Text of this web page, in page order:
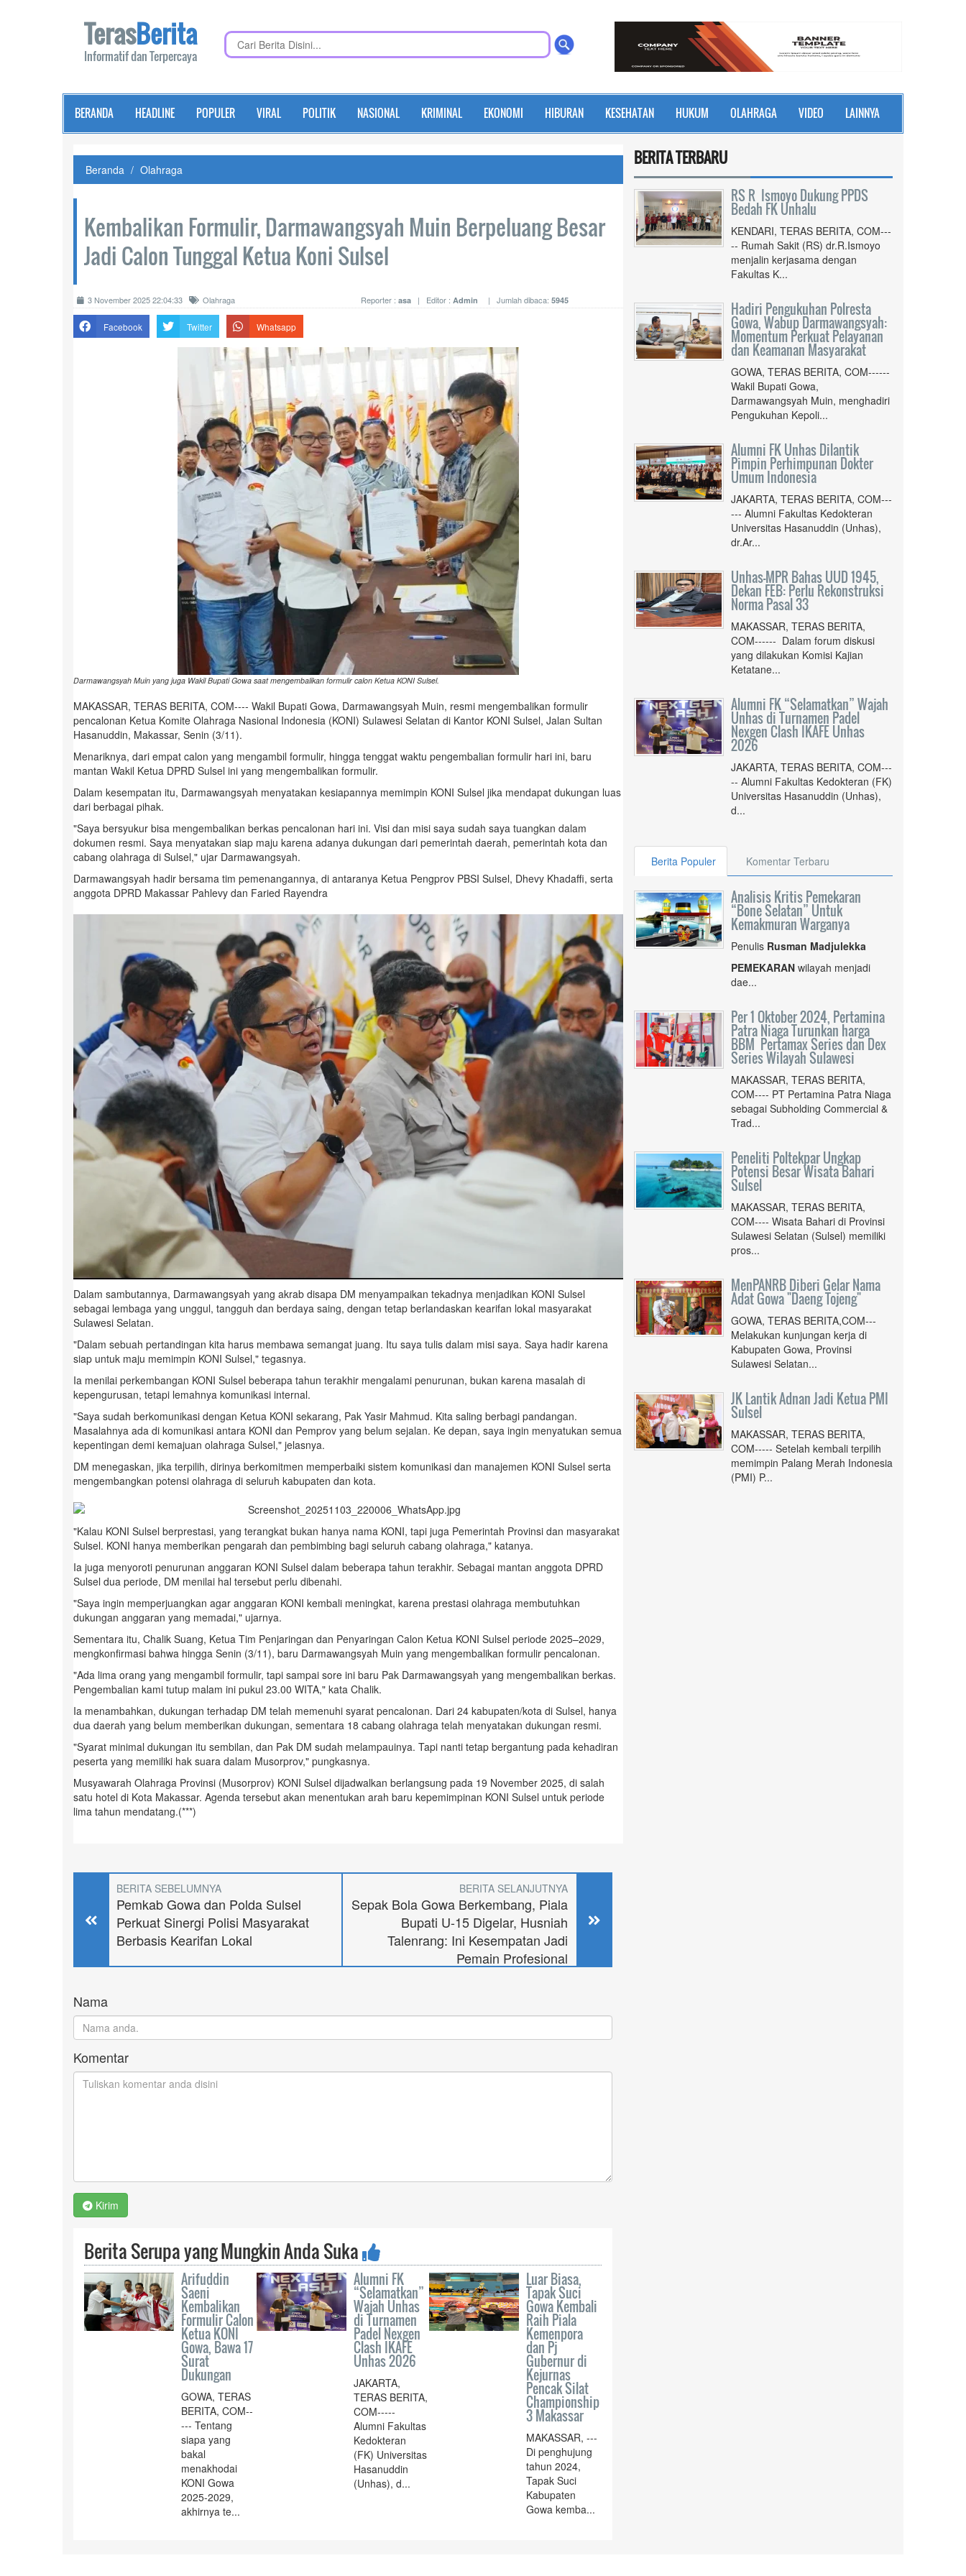
TerasBerita
Informatif dan Terpercaya
BERANDA HEADLINE POPULER VIRAL POLITIK NASIONAL KRIMINAL EKONOMI HIBURAN KESEHATAN HUKUM OLAHRAGA VIDEO LAINNYA
Beranda Olahraga
Kembalikan Formulir, Darmawangsyah Muin Berpeluang Besar
Jadi Calon Tunggal Ketua Koni Sulsel
3 November 2025 22:04:33 Olahraga Reporter : asa | Editor : Admin | Jumlah dibaca: 5945
Facebook Twitter Whatsapp
Darmawangsyah Muin yang juga Wakil Bupati Gowa saat mengembalikan formulir calon Ketua KONI Sulsel.
MAKASSAR, TERAS BERITA, COM---- Wakil Bupati Gowa, Darmawangsyah Muin, resmi mengembalikan formulir
pencalonan Ketua Komite Olahraga Nasional Indonesia (KONI) Sulawesi Selatan di Kantor KONI Sulsel, Jalan Sultan
Hasanuddin, Makassar, Senin (3/11).
Menariknya, dari empat calon yang mengambil formulir, hingga tenggat waktu pengembalian formulir hari ini, baru
mantan Wakil Ketua DPRD Sulsel ini yang mengembalikan formulir.
Dalam kesempatan itu, Darmawangsyah menyatakan kesiapannya memimpin KONI Sulsel jika mendapat dukungan luas
dari berbagai pihak.
"Saya bersyukur bisa mengembalikan berkas pencalonan hari ini. Visi dan misi saya sudah saya tuangkan dalam
dokumen resmi. Saya menyatakan siap maju karena adanya dukungan dari pemerintah daerah, pemerintah kota dan
cabang olahraga di Sulsel," ujar Darmawangsyah.
Darmawangsyah hadir bersama tim pemenangannya, di antaranya Ketua Pengprov PBSI Sulsel, Dhevy Khadaffi, serta
anggota DPRD Makassar Pahlevy dan Faried Rayendra
Dalam sambutannya, Darmawangsyah yang akrab disapa DM menyampaikan tekadnya menjadikan KONI Sulsel
sebagai lembaga yang unggul, tangguh dan berdaya saing, dengan tetap berlandaskan kearifan lokal masyarakat
Sulawesi Selatan.
"Dalam sebuah pertandingan kita harus membawa semangat juang. Itu saya tulis dalam misi saya. Saya hadir karena
siap untuk maju memimpin KONI Sulsel," tegasnya.
Ia menilai perkembangan KONI Sulsel beberapa tahun terakhir mengalami penurunan, bukan karena masalah di
kepengurusan, tetapi lemahnya komunikasi internal.
"Saya sudah berkomunikasi dengan Ketua KONI sekarang, Pak Yasir Mahmud. Kita saling berbagi pandangan.
Masalahnya ada di komunikasi antara KONI dan Pemprov yang belum sejalan. Ke depan, saya ingin menyatukan semua
kepentingan demi kemajuan olahraga Sulsel," jelasnya.
DM menegaskan, jika terpilih, dirinya berkomitmen memperbaiki sistem komunikasi dan manajemen KONI Sulsel serta
mengembangkan potensi olahraga di seluruh kabupaten dan kota.
"Kalau KONI Sulsel berprestasi, yang terangkat bukan hanya nama KONI, tapi juga Pemerintah Provinsi dan masyarakat
Sulsel. KONI hanya memberikan pengarah dan pembimbing bagi seluruh cabang olahraga," katanya.
Ia juga menyoroti penurunan anggaran KONI Sulsel dalam beberapa tahun terakhir. Sebagai mantan anggota DPRD
Sulsel dua periode, DM menilai hal tersebut perlu dibenahi.
"Saya ingin memperjuangkan agar anggaran KONI kembali meningkat, karena prestasi olahraga membutuhkan
dukungan anggaran yang memadai," ujarnya.
Sementara itu, Chalik Suang, Ketua Tim Penjaringan dan Penyaringan Calon Ketua KONI Sulsel periode 2025–2029,
mengkonfirmasi bahwa hingga Senin (3/11), baru Darmawangsyah Muin yang mengembalikan formulir pencalonan.
"Ada lima orang yang mengambil formulir, tapi sampai sore ini baru Pak Darmawangsyah yang mengembalikan berkas.
Pengembalian kami tutup malam ini pukul 23.00 WITA," kata Chalik.
Ia menambahkan, dukungan terhadap DM telah memenuhi syarat pencalonan. Dari 24 kabupaten/kota di Sulsel, hanya
dua daerah yang belum memberikan dukungan, sementara 18 cabang olahraga telah menyatakan dukungan resmi.
"Syarat minimal dukungan itu sembilan, dan Pak DM sudah melampauinya. Tapi nanti tetap bergantung pada kehadiran
peserta yang memiliki hak suara dalam Musorprov," pungkasnya.
Musyawarah Olahraga Provinsi (Musorprov) KONI Sulsel dijadwalkan berlangsung pada 19 November 2025, di salah
satu hotel di Kota Makassar. Agenda tersebut akan menentukan arah baru kepemimpinan KONI Sulsel untuk periode
lima tahun mendatang.(***)
BERITA SEBELUMNYA
Pemkab Gowa dan Polda Sulsel
Perkuat Sinergi Polisi Masyarakat
Berbasis Kearifan Lokal
BERITA SELANJUTNYA
Sepak Bola Gowa Berkembang, Piala
Bupati U-15 Digelar, Husniah
Talenrang: Ini Kesempatan Jadi
Pemain Profesional
Nama
Komentar
Kirim
Berita Serupa yang Mungkin Anda Suka
Arifuddin
Saeni
Kembalikan
Formulir Calon
Ketua KONI
Gowa, Bawa 17
Surat
Dukungan
GOWA, TERAS
BERITA, COM--
--- Tentang
siapa yang
bakal
menakhodai
KONI Gowa
2025-2029,
akhirnya te...
Alumni FK
“Selamatkan”
Wajah Unhas
di Turnamen
Padel Nexgen
Clash IKAFE
Unhas 2026
JAKARTA,
TERAS BERITA,
COM-----
Alumni Fakultas
Kedokteran
(FK) Universitas
Hasanuddin
(Unhas), d...
Luar Biasa,
Tapak Suci
Gowa Kembali
Raih Piala
Kemenpora
dan Pj
Gubernur di
Kejurnas
Pencak Silat
Championship
3 Makassar
MAKASSAR, ---
Di penghujung
tahun 2024,
Tapak Suci
Kabupaten
Gowa kemba...
BERITA TERBARU
RS R Ismoyo Dukung PPDS
Bedah FK Unhalu
KENDARI, TERAS BERITA, COM---
-- Rumah Sakit (RS) dr.R.Ismoyo
menjalin kerjasama dengan
Fakultas K...
Hadiri Pengukuhan Polresta
Gowa, Wabup Darmawangsyah:
Momentum Perkuat Pelayanan
dan Keamanan Masyarakat
GOWA, TERAS BERITA, COM------
Wakil Bupati Gowa,
Darmawangsyah Muin, menghadiri
Pengukuhan Kepoli...
Alumni FK Unhas Dilantik
Pimpin Perhimpunan Dokter
Umum Indonesia
JAKARTA, TERAS BERITA, COM---
--- Alumni Fakultas Kedokteran
Universitas Hasanuddin (Unhas),
dr.Ar...
Unhas-MPR Bahas UUD 1945,
Dekan FEB: Perlu Rekonstruksi
Norma Pasal 33
MAKASSAR, TERAS BERITA,
COM------ Dalam forum diskusi
yang dilakukan Komisi Kajian
Ketatane...
Alumni FK “Selamatkan” Wajah
Unhas di Turnamen Padel
Nexgen Clash IKAFE Unhas
2026
JAKARTA, TERAS BERITA, COM---
-- Alumni Fakultas Kedokteran (FK)
Universitas Hasanuddin (Unhas),
d...
Berita Populer Komentar Terbaru
Analisis Kritis Pemekaran
“Bone Selatan” Untuk
Kemakmuran Warganya
Penulis Rusman Madjulekka
PEMEKARAN wilayah menjadi
dae...
Per 1 Oktober 2024, Pertamina
Patra Niaga Turunkan harga
BBM Pertamax Series dan Dex
Series Wilayah Sulawesi
MAKASSAR, TERAS BERITA,
COM---- PT Pertamina Patra Niaga
sebagai Subholding Commercial &
Trad...
Peneliti Poltekpar Ungkap
Potensi Besar Wisata Bahari
Sulsel
MAKASSAR, TERAS BERITA,
COM---- Wisata Bahari di Provinsi
Sulawesi Selatan (Sulsel) memiliki
pros...
MenPANRB Diberi Gelar Nama
Adat Gowa "Daeng Tojeng"
GOWA, TERAS BERITA,COM---
Melakukan kunjungan kerja di
Kabupaten Gowa, Provinsi
Sulawesi Selatan...
JK Lantik Adnan Jadi Ketua PMI
Sulsel
MAKASSAR, TERAS BERITA,
COM----- Setelah kembali terpilih
memimpin Palang Merah Indonesia
(PMI) P...